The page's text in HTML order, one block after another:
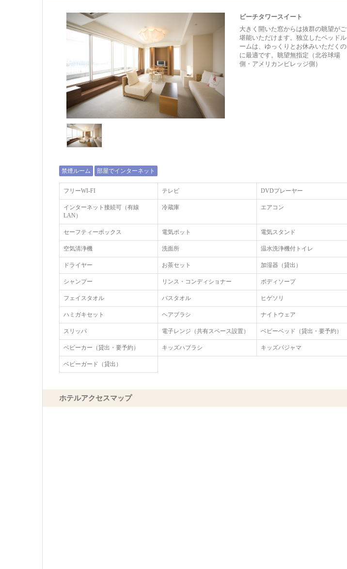
ビーチタワースイート
大きく開いた窓からは抜群の眺望がご
堪能いただけます。独立したベッドル
ームは、ゆっくりとお休みいただくの
に最適です。眺望無指定（北谷球場
側・アメリカンビレッジ側）
禁煙ルーム 部屋でインターネット
フリーWI‐FI テレビ DVDプレーヤー
インターネット接続可（有線
LAN）
冷蔵庫 エアコン
セーフティーボックス 電気ポット 電気スタンド
空気清浄機 洗面所 温水洗浄機付トイレ
ドライヤー お茶セット 加湿器（貸出）
シャンプー リンス・コンディショナー ボディソープ
フェイスタオル バスタオル ヒゲソリ
ハミガキセット ヘアブラシ ナイトウェア
スリッパ 電子レンジ（共有スペース設置） ベビーベッド（貸出・要予約）
ベビーカー（貸出・要予約） キッズハブラシ キッズパジャマ
ベビーガード（貸出）
ホテルアクセスマップ